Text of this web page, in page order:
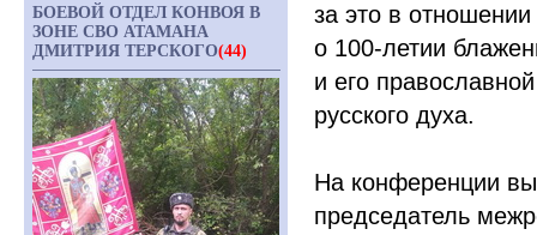
за это в
о 100-летии
и его
русского духа.
На конференции
председатель
БОЕВОЙ ОТДЕЛ КОНВОЯ В
ЗОНЕ СВО АТАМАНА
ДМИТРИЯ ТЕРСКОГО(44)